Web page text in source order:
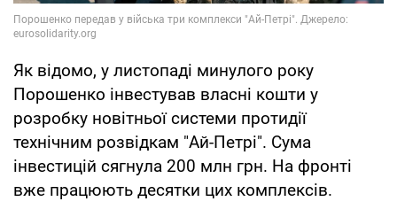
Як відомо, у листопаді минулого року
Порошенко інвестував власні кошти у
розробку новітньої системи протидії
технічним розвідкам "Ай-Петрі". Сума
інвестицій сягнула 200 млн грн. На фронті
вже працюють десятки цих комплексів.